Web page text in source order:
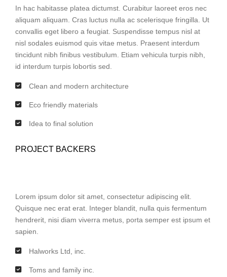
In hac habitasse platea dictumst. Curabitur laoreet eros nec
aliquam aliquam. Cras luctus nulla ac scelerisque fringilla. Ut
convallis eget libero a feugiat. Suspendisse tempus nisl at
nisl sodales euismod quis vitae metus. Praesent interdum
tincidunt nibh finibus vestibulum. Etiam vehicula turpis nibh,
id interdum turpis lobortis sed.
Clean and modern architecture
Eco friendly materials
Idea to final solution
PROJECT BACKERS
Lorem ipsum dolor sit amet, consectetur adipiscing elit.
Quisque nec erat erat. Integer blandit, nulla quis fermentum
hendrerit, nisi diam viverra metus, porta semper est ipsum et
sapien.
Halworks Ltd, inc.
Toms and family inc.